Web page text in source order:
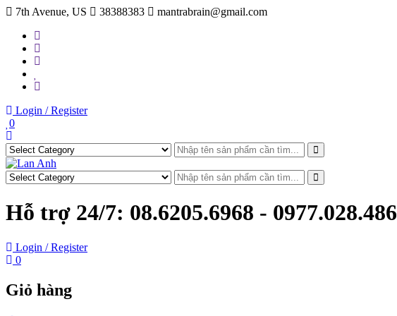
Skip
content
7th Avenue, US 38388383 mantrabrain@gmail.com
Login / Register
0
Search
Search
Hỗ trợ 24/7: 08.6205.6968 - 0977.028.486
Login / Register
0
Giỏ hàng